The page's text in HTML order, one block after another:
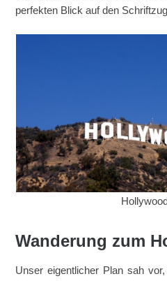
perfekten Blick auf den
Wanderung zum
Unser eigentlicher Plan sah